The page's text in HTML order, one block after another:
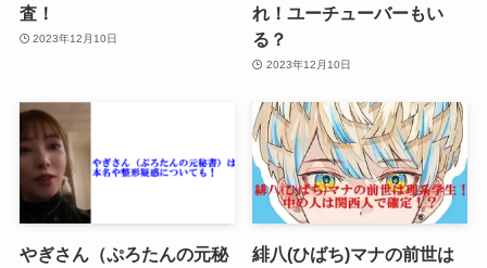
査！
2023年12月10日
れ！ユーチューバーもい
る？
2023年12月10日
やぎさん（ぷろたんの元秘
緋八(ひばち)マナの前世は